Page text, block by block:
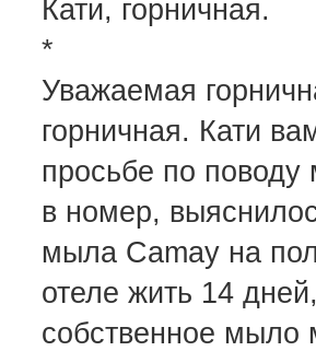
Кати, горничная.
*
Уважаемая
горничная. Кати
просьбе по
в номер,
мыла Camay на
отеле жить 14
собственное мыло